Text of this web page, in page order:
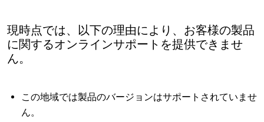
現時点では、以下の理由により、お客様の製品
に関するオンラインサポートを提供できませ
ん。
この地域では製品のバージョンはサポートされていませ
ん。